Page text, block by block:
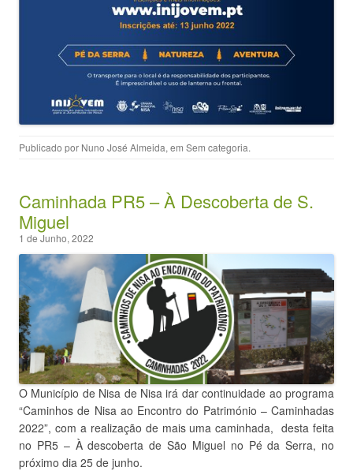
Publicado por Nuno José Almeida, em Sem categoria.
Caminhada PR5 – À Descoberta de S.
Miguel
1 de Junho, 2022
O Município de Nisa de Nisa irá dar continuidade ao programa
“Caminhos de Nisa ao Encontro do Património – Caminhadas
2022”, com a realização de mais uma caminhada, desta feita
no PR5 – À descoberta de São Miguel no Pé da Serra, no
próximo dia 25 de junho.